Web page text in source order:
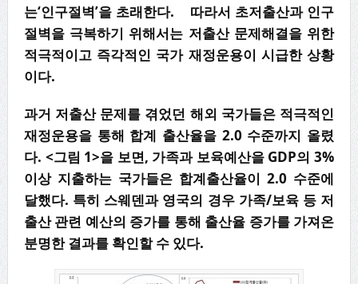
는‘인구절벽’을 초래한다. 따라서 초저출산과 인구
절벽을 극복하기 위해서는 저출산 문제해결을 위한
적극적이고 즉각적인 국가 재정운용이 시급한 상황
이다.
과거 저출산 문제를 겪었던 해외 국가들은 적극적인
재정운용을 통해 합계 출산율을 2.0 수준까지 올렸
다. <그림 1>을 보면, 가족과 보육예산을 GDP의 3%
이상 지출하는 국가들은 합계출산율이 2.0 수준에
달했다. 특히 스웨덴과 영국의 경우 가족/보육 등 저
출산 관련 예산의 증가를 통해 출산율 증가를 가져온
분명한 결과를 확인할 수 있다.